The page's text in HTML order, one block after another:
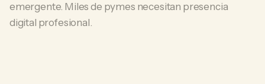
emergente. Miles de pymes necesitan presencia
digital profesional.